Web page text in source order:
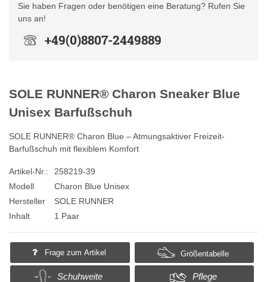
Sie haben Fragen oder benötigen eine Beratung? Rufen Sie
uns an!
+49(0)8807-2449889
SOLE RUNNER® Charon Sneaker Blue
Unisex Barfußschuh
SOLE RUNNER® Charon Blue – Atmungsaktiver Freizeit-
Barfußschuh mit flexiblem Komfort
Artikel-Nr.:
258219-39
Modell
Charon Blue Unisex
Hersteller
SOLE RUNNER
Inhalt
1 Paar
Frage zum Artikel Größentabelle
Schuhweite Pflege